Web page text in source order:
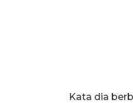
Kata dia